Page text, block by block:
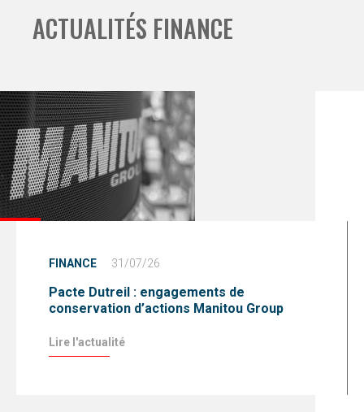
ACTUALITÉS FINANCE
FINANCE 31/07/26
Pacte Dutreil : engagements de
conservation d’actions Manitou Group
Lire l'actualité